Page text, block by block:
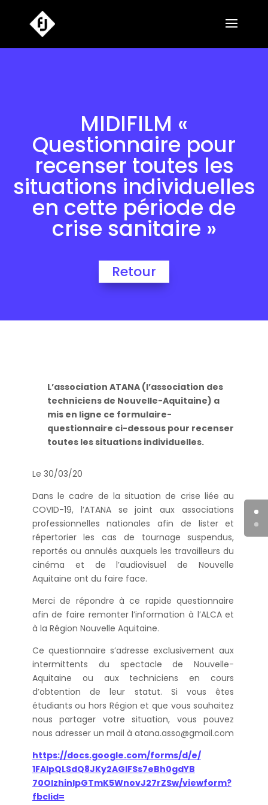
MIDIFILM «
Questionnaire pour
recenser toutes les
situations individuelles
en cette période de
crise sanitaire »
Retour
L’association ATANA (l’association des
techniciens de Nouvelle-Aquitaine) a
mis en ligne ce formulaire-
questionnaire ci-dessous pour recenser
toutes les situations individuelles.
Le 30/03/20
Dans le cadre de la situation de crise liée au
COVID-19, l’ATANA se joint aux associations
professionnelles nationales afin de lister et
répertorier les cas de tournage suspendus,
reportés ou annulés auxquels les travailleurs du
cinéma et de l’audiovisuel de Nouvelle
Aquitaine ont du faire face.
Merci de répondre à ce rapide questionnaire
afin de faire remonter l’information à l’ALCA et
à la Région Nouvelle Aquitaine.
Ce questionnaire s’adresse exclusivement aux
intermittents du spectacle de Nouvelle-
Aquitaine ou aux techniciens en cours
d’obtention de leur statut. Si vous êtes
étudiants ou hors Région et que vous souhaitez
nous partager votre situation, vous pouvez
nous adresser un mail à atana.asso@gmail.com
https://docs.google.com/forms/d/e/
1FAIpQLSdQ8JKy2AGIFSs7eBh0gdYB
70OIzhinIpGTmK5WnovJ27rZSw/viewform?
fbclid=